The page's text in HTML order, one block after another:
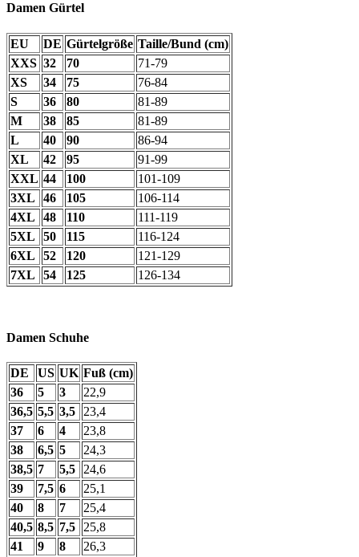
Damen Gürtel
EU DE Gürtelgröße Taille/Bund (cm)
XXS 32 70
71-79
XS
34 75
76-84
S
36 80
81-89
M
38 85
81-89
L
40 90
86-94
XL
42 95
91-99
XXL 44 100
101-109
3XL
46 105
106-114
4XL
48 110
111-119
5XL
50 115
116-124
6XL
52 120
121-129
7XL
54 125 126-134
Damen Schuhe
DE US UK Fuß (cm)
36
5 3
22,9
36,5 5,5 3,5
23,4
37
6 4
23,8
38
6,5 5
24,3
38,5 7 5,5
24,6
39
7,5 6
25,1
40
8 7
25,4
40,5 8,5 7,5
25,8
41
9 8 26,3